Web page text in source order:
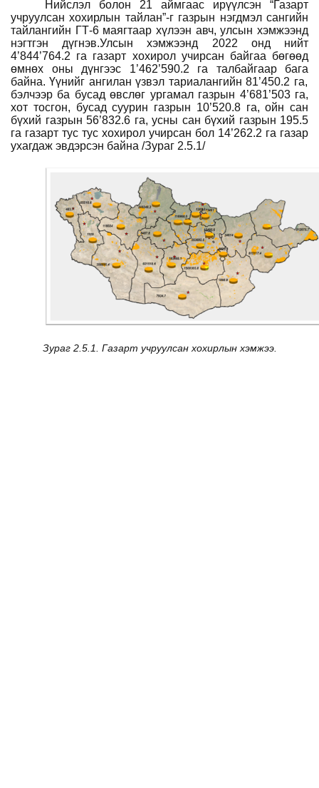
Нийслэл болон 21 аймгаас ирүүлсэн “Газарт
учруулсан хохирлын тайлан”-г газрын нэгдмэл сангийн
тайлангийн ГТ-6 маягтаар хүлээн авч, улсын хэмжээнд
нэгтгэн дүгнэв.Улсын хэмжээнд 2022 онд нийт
4’844’764.2 га газарт хохирол учирсан байгаа бөгөөд
өмнөх оны дүнгээс 1’462’590.2 га талбайгаар бага
байна. Үүнийг ангилан үзвэл тариалангийн81’450.2 га,
бэлчээр ба бусад өвслөг ургамал газрын 4’681’503 га,
хот тосгон, бусад суурин газрын 10’520.8 га, ойн сан
бүхий газрын 56’832.6 га, усны сан бүхий газрын 195.5
га газарт тус тус хохирол учирсан бол 14’262.2 га газар
ухагдаж эвдэрсэн байна /Зураг 2.5.1/
Зураг 2.5.1. Газарт учруулсан хохирлын хэмжээ.